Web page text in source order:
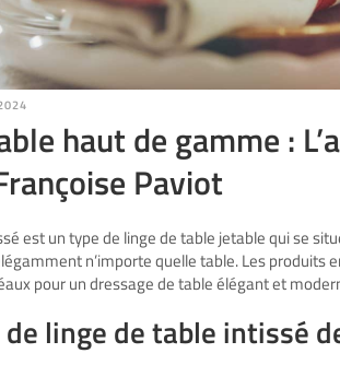
haut de gamme :
Paviot
est un type de linge de table jetable qui se
n’importe quelle table. Les produits
pour un dressage de table élégant et
linge de table intissé